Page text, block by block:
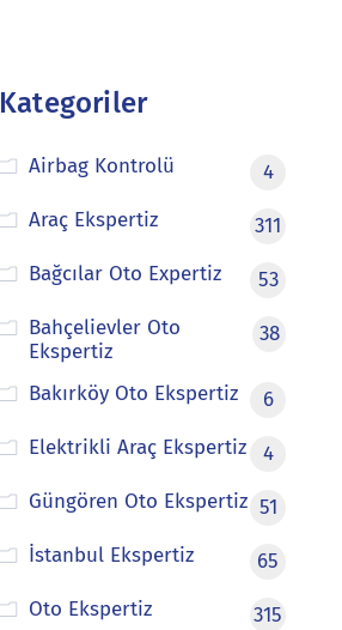
Kategoriler
Airbag Kontrolü
4
Araç Ekspertiz
311
Bağcılar Oto Expertiz
53
Bahçelievler Oto
Ekspertiz
38
Bakırköy Oto Ekspertiz
6
Elektrikli Araç Ekspertiz
4
Güngören Oto Ekspertiz 51
İstanbul Ekspertiz
65
Oto Ekspertiz
315